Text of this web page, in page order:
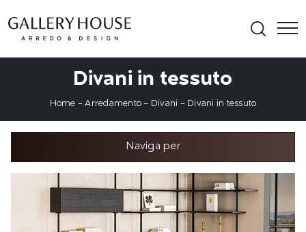
Divani in tessuto
Home -Arredamento - Divani - Divani in tessuto
Naviga per